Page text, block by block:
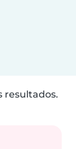
resultados.